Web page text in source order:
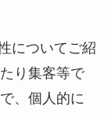
についてご紹
り集客等で
、個人的に